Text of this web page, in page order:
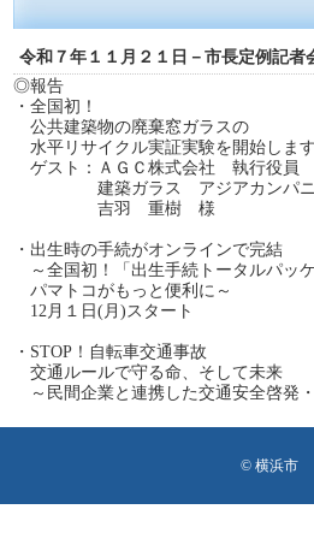
令和７年１１月２１日－市長定例記者
◎報告
・全国初！
公共建築物の廃棄窓ガラスの
水平リサイクル実証実験を開始します
ゲスト：ＡＧＣ株式会社 執行役員
建築ガラス アジアカンパニ
吉羽 重樹 様
・出生時の手続がオンラインで完結
～全国初！「出生手続トータルパッ
パマトコがもっと便利に～
12月１日(月)スタート
・STOP！自転車交通事故
交通ルールで守る命、そして未来
～民間企業と連携した交通安全啓発
© 横浜市